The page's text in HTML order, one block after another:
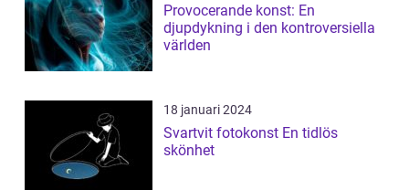
Provocerande konst: En
djupdykning i den kontroversiella
världen
18 januari 2024
Svartvit fotokonst En tidlös
skönhet